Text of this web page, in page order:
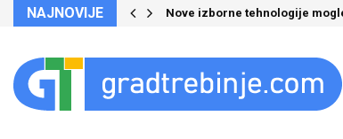
NAJNOVIJE Nove izborne tehnologije